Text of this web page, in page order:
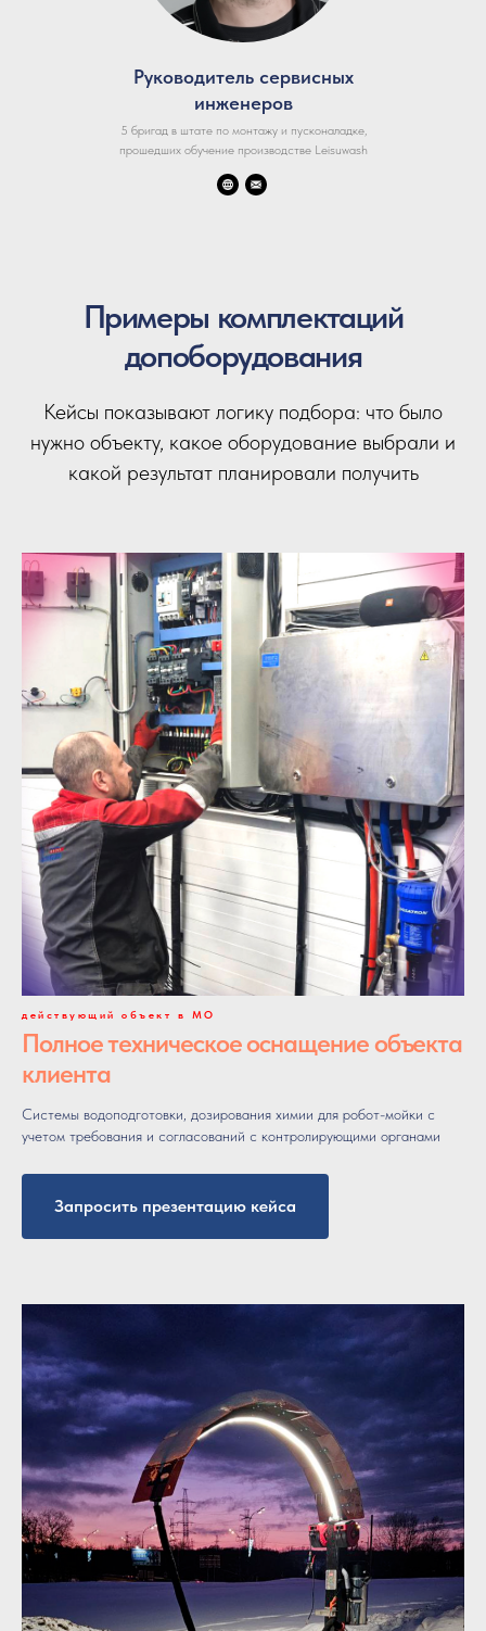
Руководитель сервисных
инженеров
5 бригад в штате по монтажу и пусконаладке,
прошедших обучение производстве Leisuwash
Примеры комплектаций
допоборудования
Кейсы показывают логику подбора: что было
нужно объекту, какое оборудование выбрали и
какой результат планировали получить
действующий объект в МО
Полное техническое оснащение объекта
клиента
Системы водоподготовки, дозирования химии для робот-мойки с
учетом требования и согласований с контролирующими органами
Запросить презентацию кейса